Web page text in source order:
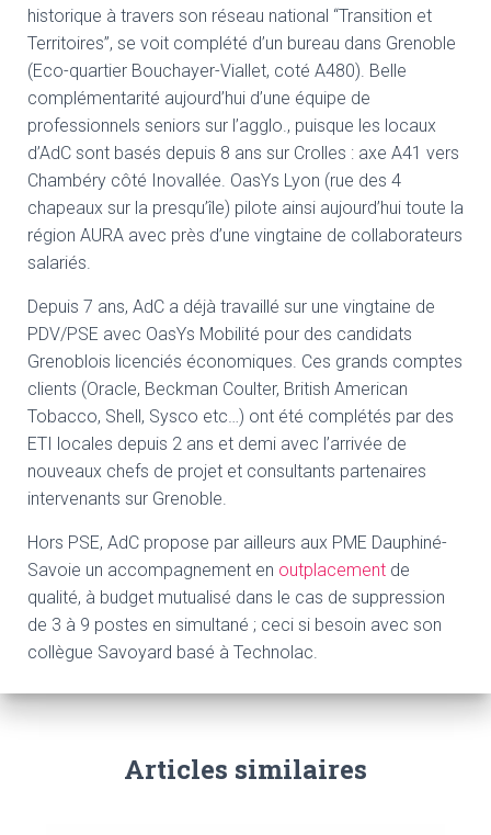
N
historique à travers son réseau national “Transition et
Territoires”, se voit complété d’un bureau dans Grenoble
(Eco-quartier Bouchayer-Viallet, coté A480). Belle
complémentarité aujourd’hui d’une équipe de
professionnels seniors sur l’agglo., puisque les locaux
d’AdC sont basés depuis 8 ans sur Crolles : axe A41 vers
Chambéry côté Inovallée. OasYs Lyon (rue des 4
chapeaux sur la presqu’île) pilote ainsi aujourd’hui toute la
région AURA avec près d’une vingtaine de collaborateurs
salariés.
Depuis 7 ans, AdC a déjà travaillé sur une vingtaine de
PDV/PSE avec OasYs Mobilité pour des candidats
Grenoblois licenciés économiques. Ces grands comptes
clients (Oracle, Beckman Coulter, British American
Tobacco, Shell, Sysco etc…) ont été complétés par des
ETI locales depuis 2 ans et demi avec l’arrivée de
nouveaux chefs de projet et consultants partenaires
intervenants sur Grenoble.
Hors PSE, AdC propose par ailleurs aux PME Dauphiné-
Savoie un accompagnement en outplacement de
qualité, à budget mutualisé dans le cas de suppression
de 3 à 9 postes en simultané ; ceci si besoin avec son
collègue Savoyard basé à Technolac.
Articles similaires